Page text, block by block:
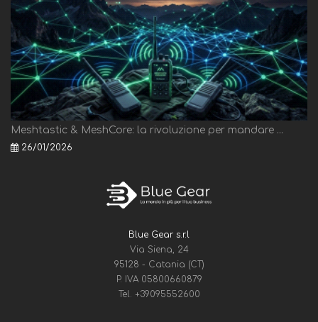
Meshtastic & MeshCore: la rivoluzione per mandare ...
26/01/2026
Blue Gear s.r.l
Via Siena, 24
95128 - Catania (CT)
P. IVA 05800660879
Tel. +39095552600